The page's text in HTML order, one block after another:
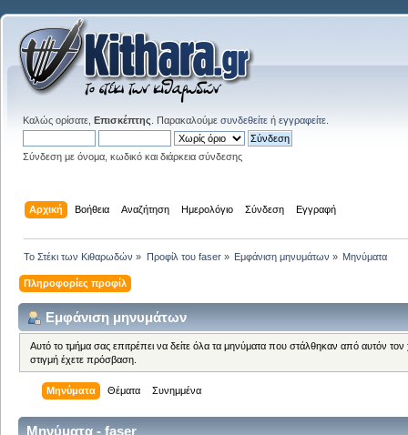
Καλώς ορίσατε, Επισκέπτης . Παρακαλούμε συνδεθείτε ή εγγραφείτε
Σύνδεση με όνομα, κωδικό και διάρκεια σύνδεσης
Αρχική Βοήθεια Αναζήτηση Ημερολόγιο Σύνδεση Εγγραφή
Το Στέκι των Κιθαρωδών » Προφίλ του faser» Εμφάνιση μηνυμάτων » Μηνύματα
Πληροφορίες προφίλ
Εμφάνιση μηνυμάτων
Αυτό το τμήμα σας επιτρέπει να δείτε όλα τα μηνύματα που στάλθηκαν από αυτόν
στιγμή έχετε πρόσβαση.
Μηνύματα Θέματα Συνημμένα
Μηνύματα - faser